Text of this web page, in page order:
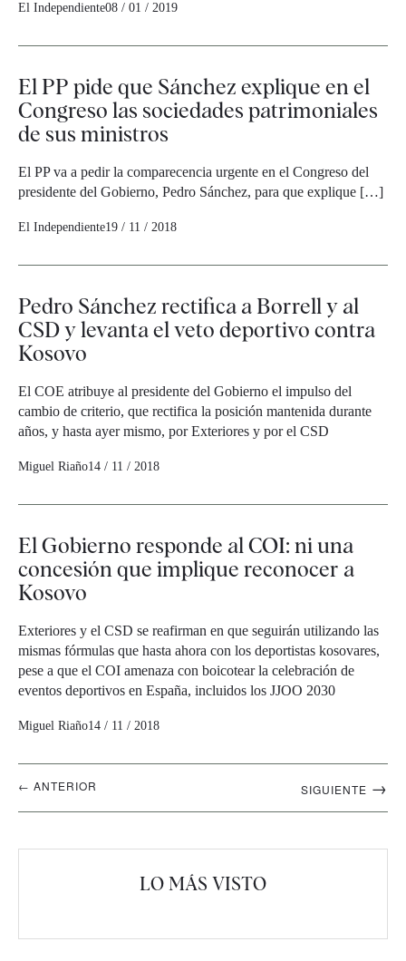
El Independiente08 / 01 / 2019
El PP pide que Sánchez explique en el
Congreso las sociedades patrimoniales
de sus ministros
El PP va a pedir la comparecencia urgente en el Congreso del
presidente del Gobierno, Pedro Sánchez, para que explique […]
El Independiente19 / 11 / 2018
Pedro Sánchez rectifica a Borrell y al
CSD y levanta el veto deportivo contra
Kosovo
El COE atribuye al presidente del Gobierno el impulso del
cambio de criterio, que rectifica la posición mantenida durante
años, y hasta ayer mismo, por Exteriores y por el CSD
Miguel Riaño14 / 11 / 2018
El Gobierno responde al COI: ni una
concesión que implique reconocer a
Kosovo
Exteriores y el CSD se reafirman en que seguirán utilizando las
mismas fórmulas que hasta ahora con los deportistas kosovares,
pese a que el COI amenaza con boicotear la celebración de
eventos deportivos en España, incluidos los JJOO 2030
Miguel Riaño14 / 11 / 2018
Navegación
artículos
SIGUIENTE →
← ANTERIOR
LO MÁS VISTO